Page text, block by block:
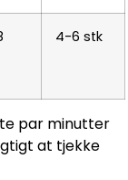
4-6 stk
par minutter
at tjekke